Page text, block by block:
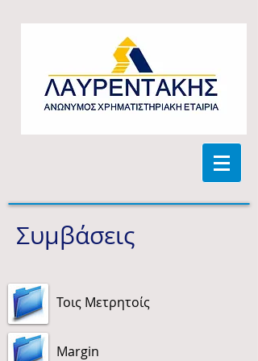
Συμβάσεις
Τοις Μετρητοίς
Margin